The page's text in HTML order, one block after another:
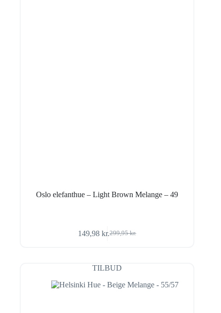
Oslo elefanthue – Light Brown Melange – 49
299,95kr.
Den
var:
299,95 kr..
149,98kr.Den
er:
149,98 kr..
TILBUD